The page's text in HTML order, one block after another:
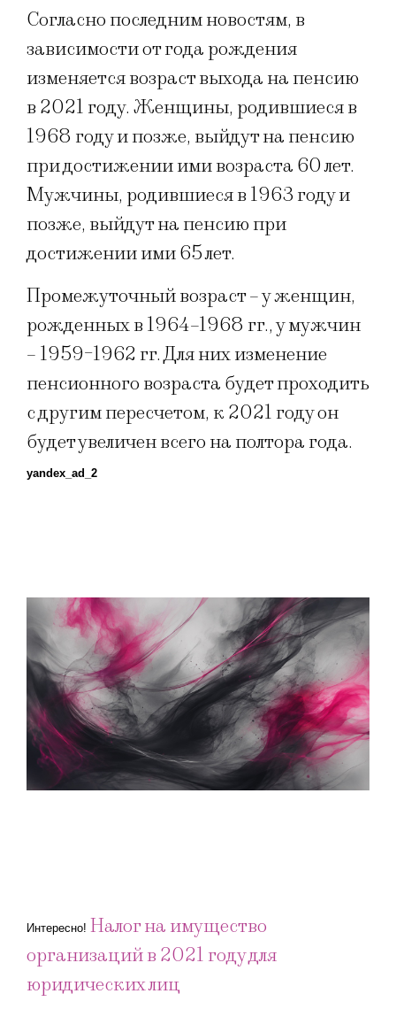
Согласно последним новостям, в
зависимости от года рождения
изменяется возраст выхода на пенсию
в 2021 году. Женщины, родившиеся в
1968 году и позже, выйдут на пенсию
при достижении ими возраста 60 лет.
Мужчины, родившиеся в 1963 году и
позже, выйдут на пенсию при
достижении ими 65 лет.
Промежуточный возраст – у женщин,
рожденных в 1964–1968 гг., у мужчин
– 1959-1962 гг. Для них изменение
пенсионного возраста будет проходить
с другим пересчетом, к 2021 году он
будет увеличен всего на полтора года.
yandex_ad_2
Интересно! Налог на имущество
организаций в 2021 году для
юридических лиц